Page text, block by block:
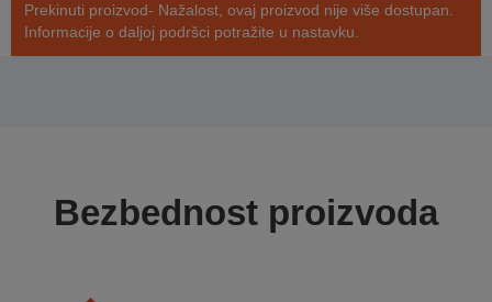
Prekinuti proizvod- Nažalost, ovaj proizvod nije više dostupan.
Informacije o daljoj podršci potražite u nastavku.
Bezbednost proizvoda